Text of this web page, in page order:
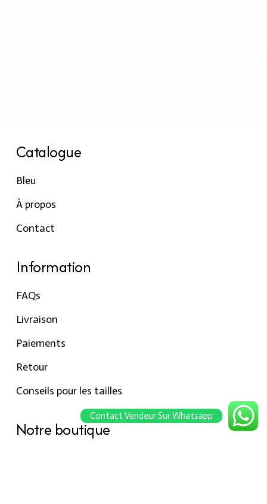
Catalogue
Bleu
À propos
Contact
Information
FAQs
Livraison
Paiements
Retour
Conseils pour les tailles
Notre boutique
Contact Vendeur Sur Whatsapp